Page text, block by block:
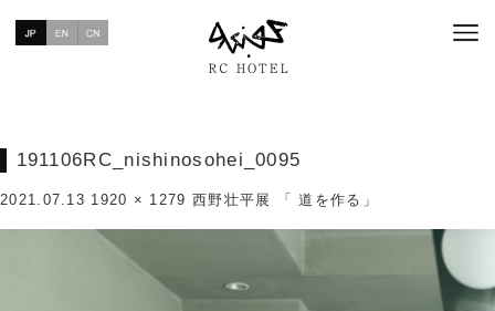
191106RC_nishinosohei_0095
2021.07.13 1920 × 1279 西野壮平展 「 道を作る」